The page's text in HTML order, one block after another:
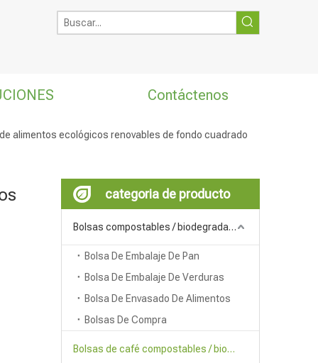
Contáctenos
alimentos ecológicos renovables de fondo cuadrado
categoria de producto
Bolsas compostables / biodegradables
Bolsa De Embalaje De Pan
Bolsa De Embalaje De Verduras
Bolsa De Envasado De Alimentos
Bolsas De Compra
Bolsas de café compostables / biodegradables